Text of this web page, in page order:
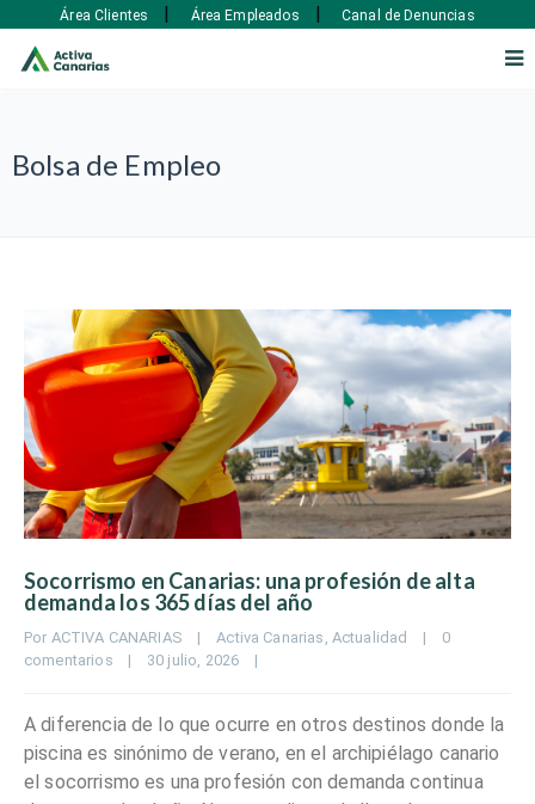
Bolsa de Empleo
Socorrismo en Canarias: una profesión de alta
demanda los 365 días del año
Por ACTIVA CANARIAS | Activa Canarias , Actualidad |
0
comentarios
| 30 julio, 2026 |
A diferencia de lo que ocurre en otros destinos donde la
piscina es sinónimo de verano, en el archipiélago canario
el socorrismo es una profesión con demanda continua
Área Clientes | Área Empleados | Canal de Denuncias